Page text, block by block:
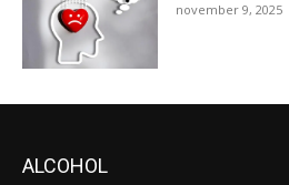
november 9, 2025
ALCOHOL